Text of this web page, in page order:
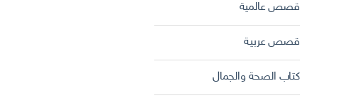
قصص عالمية
قصص عربية
كتاب الصحة والجمال